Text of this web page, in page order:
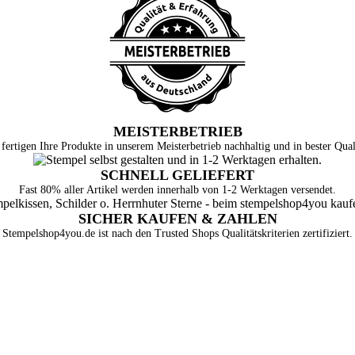
MEISTERBETRIEB
Ihre Produkte in unserem Meisterbetrieb nachhaltig und in bester
SCHNELL GELIEFERT
Fast 80% aller Artikel werden innerhalb von 1-2 Werktagen versendet.
SICHER KAUFEN & ZAHLEN
Stempelshop4you.de ist nach den Trusted Shops Qualitätskriterien zertifiziert.